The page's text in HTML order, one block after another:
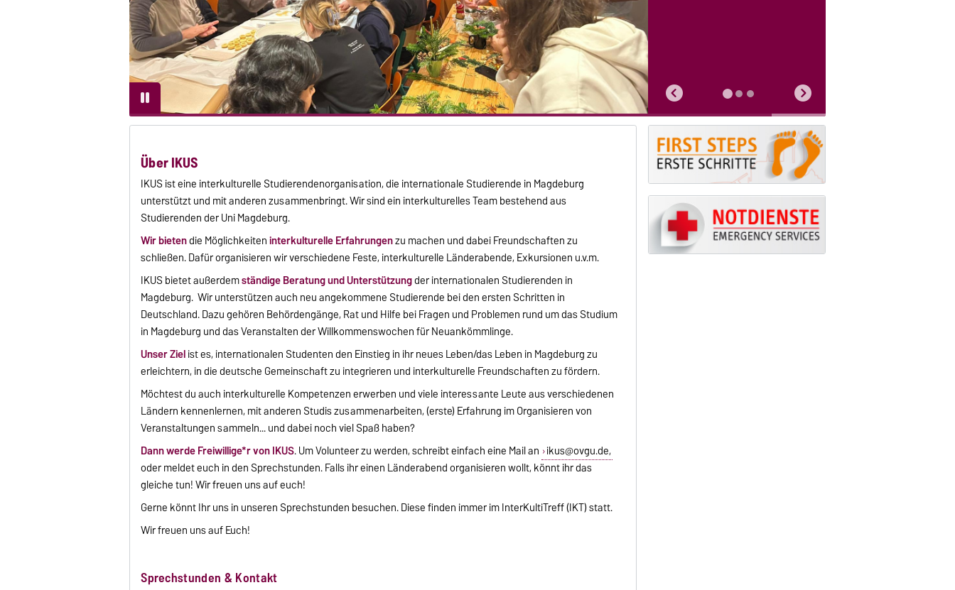
Über IKUS
IKUS ist eine interkulturelle Studierendenorganisation, die internationale Studierende in Magdeburg
unterstützt und mit anderen zusammenbringt. Wir sind ein interkulturelles Team bestehend aus
Studierenden der Uni Magdeburg.
Wir bietendie Möglichkeiteninterkulturelle Erfahrungenzu machen und dabei Freundschaften zu
schließen. Dafür organisieren wir verschiedene Feste, interkulturelle Länderabende, Exkursionen u.v.m.
IKUS bietet außerdemständige Beratung und Unterstützungder internationalen Studierenden in
Magdeburg. Wir unterstützen auch neu angekommene Studierende bei den ersten Schritten in
Deutschland. Dazu gehören Behördengänge, Rat und Hilfe bei Fragen und Problemen rund um das Studium
in Magdeburg und das Veranstalten der Willkommenswochen für Neuankömmlinge.
Unser Zielist es, internationalen Studenten den Einstieg in ihr neues Leben/das Leben in Magdeburg zu
erleichtern, in die deutsche Gemeinschaft zu integrieren und interkulturelle Freundschaften zu fördern.
Möchtest du auch interkulturelle Kompetenzen erwerben und viele interessante Leute aus verschiedenen
Ländern kennenlernen, mit anderen Studis zusammenarbeiten, (erste) Erfahrung im Organisieren von
Veranstaltungen sammeln... und dabei noch viel Spaß haben?
Dann werde Freiwillige*r von IKUS. Um Volunteer zu werden, schreibt einfach eine Mail an ikus@ovgu.de,
oder meldet euch in den Sprechstunden. Falls ihr einen Länderabend organisieren wollt, könnt ihr das
gleiche tun! Wir freuen uns auf euch!
Gerne könnt Ihr uns in unseren Sprechstunden besuchen. Diese finden immer im InterKultiTreff (IKT) statt.
Wir freuen uns auf Euch!
Sprechstunden & Kontakt